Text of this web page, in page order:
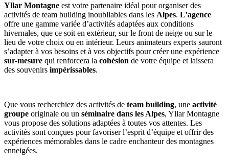
Yllar Montagne est votre partenaire idéal pour organiser des
activités de team building inoubliables dans les Alpes. L’agence
offre une gamme variée d’activités adaptées aux conditions
hivernales, que ce soit en extérieur, sur le front de neige ou sur le
lieu de votre choix ou en intérieur. Leurs animateurs experts sauront
s’adapter à vos besoins et à vos objectifs pour créer une expérience
sur-mesure qui renforcera la cohésion de votre équipe et laissera
des souvenirs impérissables.
Que vous recherchiez des activités de team building, une activité
groupe originale ou un séminaire dans les Alpes, Yllar Montagne
vous propose des solutions adaptées à toutes vos attentes. Les
activités sont conçues pour favoriser l’esprit d’équipe et offrir des
expériences mémorables dans le cadre enchanteur des montagnes
enneigées.